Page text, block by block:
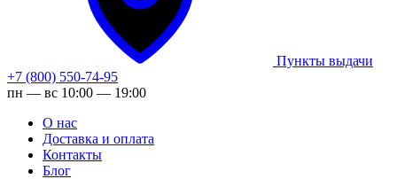
Пункты выдачи
+7 (800) 550-74-95
пн — вс 10:00 — 19:00
О нас
Доставка и оплата
Контакты
Блог